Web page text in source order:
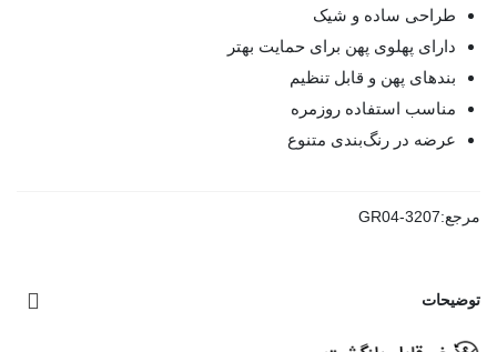
طراحی ساده و شیک
دارای پهلوی پهن برای حمایت بهتر
بندهای پهن و قابل تنظیم
مناسب استفاده روزمره
عرضه در رنگ‌بندی متنوع
مرجع:GR04-3207
توضیحات